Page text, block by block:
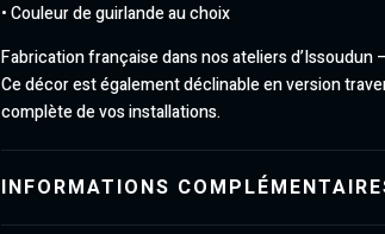
INFORMATIONS
• Couleur de guirlande au choix
Fabrication française dans nos ateliers d’Issoudun
Ce décor est également déclinable en version
complète de vos installations.